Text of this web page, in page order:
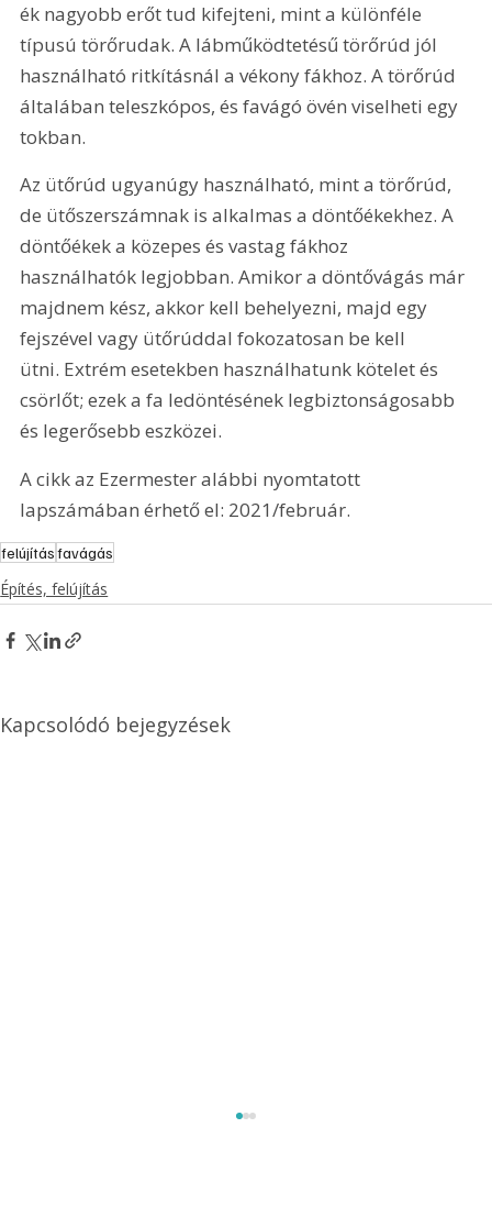
ék nagyobb erőt tud kifejteni, mint a különféle
típusú törőrudak. A lábműködtetésű törőrúd jól
használható ritkításnál a vékony fákhoz. A törőrúd
általában teleszkópos, és favágó övén viselheti egy
tokban.
Az ütőrúd ugyanúgy használható, mint a törőrúd,
de ütőszerszámnak is alkalmas a döntőékekhez. A
döntőékek a közepes és vastag fákhoz
használhatók legjobban. Amikor a döntővágás már
majdnem kész, akkor kell behelyezni, majd egy
fejszével vagy ütőrúddal fokozatosan be kell
ütni. Extrém esetekben használhatunk kötelet és
csörlőt; ezek a fa ledöntésének legbiztonságosabb
és legerősebb eszközei.
A cikk az Ezermester alábbi nyomtatott
lapszámában érhető el: 2021/február.
felújításfavágás
Építés, felújítás
Kapcsolódó bejegyzések